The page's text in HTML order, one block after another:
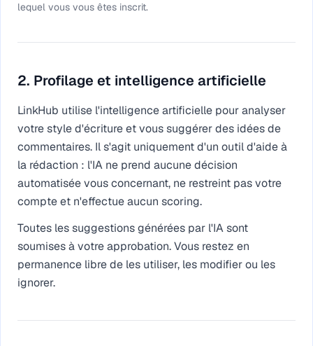
lequel vous vous êtes inscrit.
2. Profilage et intelligence artificielle
LinkHub utilise l'intelligence artificielle pour analyser
votre style d'écriture et vous suggérer des idées de
commentaires. Il s'agit uniquement d'un outil d'aide à
la rédaction : l'IA ne prend aucune décision
automatisée vous concernant, ne restreint pas votre
compte et n'effectue aucun scoring.
Toutes les suggestions générées par l'IA sont
soumises à votre approbation. Vous restez en
permanence libre de les utiliser, les modifier ou les
ignorer.